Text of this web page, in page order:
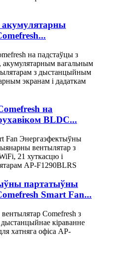
на
BLDC...
партатыўны
Smart Fan...